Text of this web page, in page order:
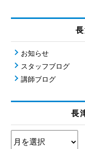
お知らせ
スタッフブログ
講師ブログ
長